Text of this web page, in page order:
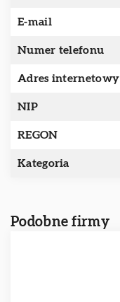
E-mail
Numer telefonu
Adres internetowy
NIP
REGON
Kategoria
Podobne firmy